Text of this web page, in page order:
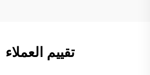
تقييم العملاء